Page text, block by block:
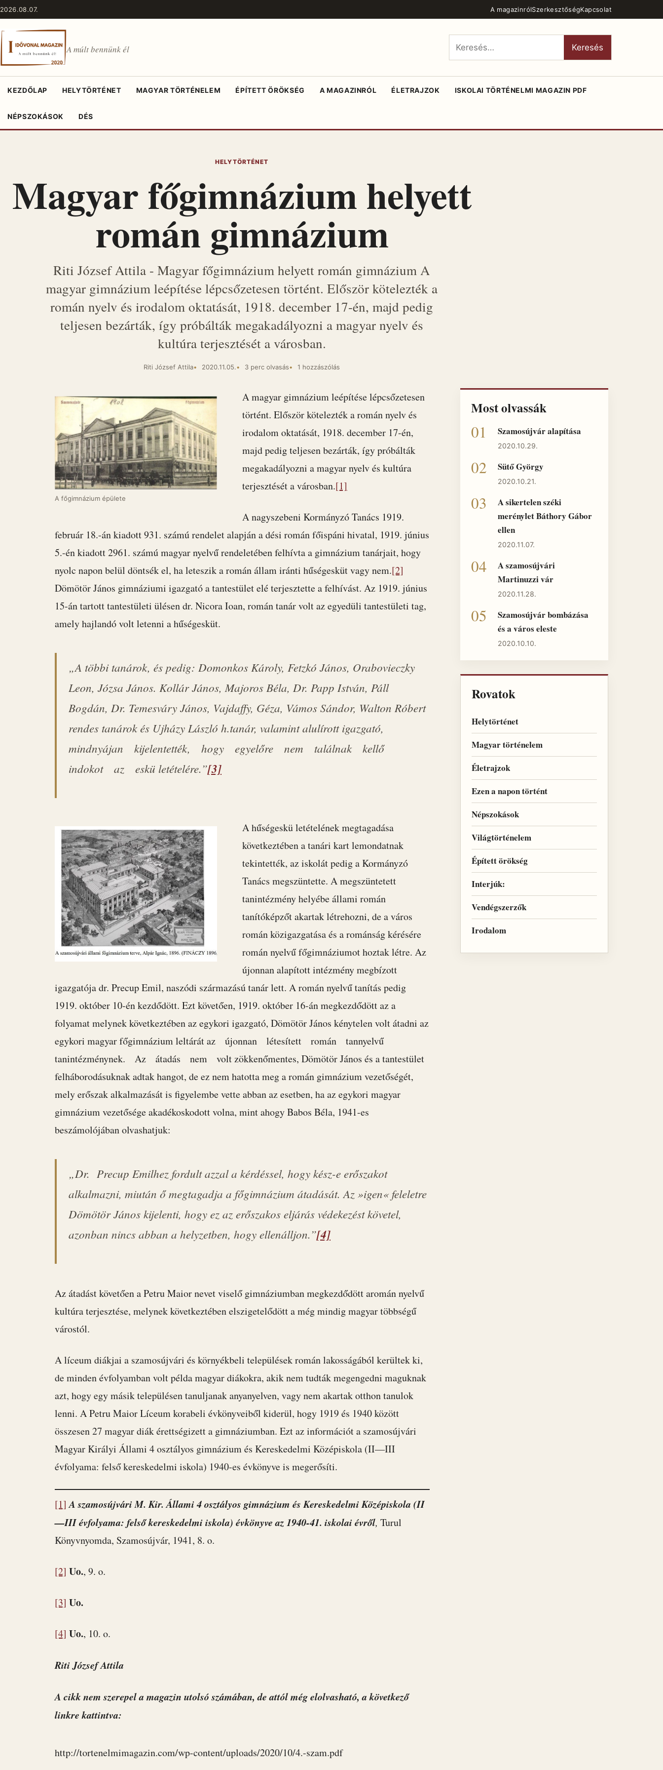
Ugrás a tartalomhoz
2026.08.07. A magazinrólSzerkesztőségKapcsolat
A múlt bennünk él
Keresés:
Keresés
KEZDŐLAP HELYTÖRTÉNET MAGYAR TÖRTÉNELEM ÉPÍTETT ÖRÖKSÉG A MAGAZINRÓL ÉLETRAJZOK ISKOLAI TÖRTÉNELMI MAGAZIN PDF
NÉPSZOKÁSOK DÉS
HELYTÖRTÉNET
Magyar főgimnázium helyett
román gimnázium
Riti József Attila - Magyar főgimnázium helyett román gimnázium A
magyar gimnázium leépítése lépcsőzetesen történt. Először kötelezték a
román nyelv és irodalom oktatását, 1918. december 17-én, majd pedig
teljesen bezárták, így próbálták megakadályozni a magyar nyelv és
kultúra terjesztését a városban.
Riti József Attila 2020.11.05. 3 perc olvasás 1 hozzászólás
A főgimnázium épülete
A magyar gimnázium leépítése lépcsőzetesen
történt. Először kötelezték a román nyelv és
irodalom oktatását, 1918. december 17-én,
majd pedig teljesen bezárták, így próbálták
megakadályozni a magyar nyelv és kultúra
terjesztését a városban.[1]
A nagyszebeni Kormányzó Tanács 1919.
február 18.-án kiadott 931. számú rendelet alapján a dési román főispáni hivatal, 1919. június
5.-én kiadott 2961. számú magyar nyelvű rendeletében felhívta a gimnázium tanárjait, hogy
nyolc napon belül döntsék el, ha leteszik a román állam iránti hűségesküt vagy nem.[2]
Dömötör János gimnáziumi igazgató a tantestület elé terjesztette a felhívást. Az 1919. június
15-án tartott tantestületi ülésen dr. Nicora Ioan, román tanár volt az egyedüli tantestületi tag,
amely hajlandó volt letenni a hűségesküt.
„A többi tanárok, és pedig: Domonkos Károly, Fetzkó János, Orabovieczky
Leon, Józsa János. Kollár János, Majoros Béla, Dr. Papp István, Páll
Bogdán, Dr. Temesváry János, Vajdaffy, Géza, Vámos Sándor, Walton Róbert
rendes tanárok és Ujházy László h.tanár, valamint alulírott igazgató,
mindnyájan kijelentették, hogy egyelőre nem találnak kellő
indokot az eskü letételére.”[3]
A hűségeskü letételének megtagadása
következtében a tanári kart lemondatnak
tekintették, az iskolát pedig a Kormányzó
Tanács megszüntette. A megszüntetett
tanintézmény helyébe állami román
tanítóképzőt akartak létrehozni, de a város
román közigazgatása és a románság kérésére
román nyelvű főgimnáziumot hoztak létre. Az
újonnan alapított intézmény megbízott
igazgatója dr. Precup Emil, naszódi származású tanár lett. A román nyelvű tanítás pedig
1919. október 10-én kezdődött. Ezt követően, 1919. október 16-án megkezdődött az a
folyamat melynek következtében az egykori igazgató, Dömötör János kénytelen volt átadni az
egykori magyar főgimnázium leltárát az újonnan létesített román tannyelvű
tanintézménynek. Az átadás nem volt zökkenőmentes, Dömötör János és a tantestület
felháborodásuknak adtak hangot, de ez nem hatotta meg a román gimnázium vezetőségét,
mely erőszak alkalmazását is figyelembe vette abban az esetben, ha az egykori magyar
gimnázium vezetősége akadékoskodott volna, mint ahogy Babos Béla, 1941-es
beszámolójában olvashatjuk:
„Dr. Precup Emilhez fordult azzal a kérdéssel, hogy kész-e erőszakot
alkalmazni, miután ő megtagadja a főgimnázium átadását. Az »igen« feleletre
Dömötör János kijelenti, hogy ez az erőszakos eljárás védekezést követel,
azonban nincs abban a helyzetben, hogy ellenálljon.”[4]
Az átadást követően a Petru Maior nevet viselő gimnáziumban megkezdődött aromán nyelvű
kultúra terjesztése, melynek következtében elszigetelődött a még mindig magyar többségű
várostól.
A líceum diákjai a szamosújvári és környékbeli települések román lakosságából kerültek ki,
de minden évfolyamban volt példa magyar diákokra, akik nem tudták megengedni maguknak
azt, hogy egy másik településen tanuljanak anyanyelven, vagy nem akartak otthon tanulok
lenni. A Petru Maior Líceum korabeli évkönyveiből kiderül, hogy 1919 és 1940 között
összesen 27 magyar diák érettségizett a gimnáziumban. Ezt az információt a szamosújvári
Magyar Királyi Állami 4 osztályos gimnázium és Kereskedelmi Középiskola (II—III
évfolyama: felső kereskedelmi iskola) 1940-es évkönyve is megerősíti.
[1] A szamosújvári M. Kir. Állami 4 osztályos gimnázium és Kereskedelmi Középiskola (II
—III évfolyama: felső kereskedelmi iskola) évkönyve az 1940-41. iskolai évről, Turul
Könyvnyomda, Szamosújvár, 1941, 8. o.
[2] Uo., 9. o.
[3] Uo.
[4] Uo., 10. o.
Riti József Attila
A cikk nem szerepel a magazin utolsó számában, de attól még elolvasható, a következő
linkre kattintva:
http://tortenelmimagazin.com/wp-content/uploads/2020/10/4.-szam.pdf
Most olvassák
Szamosújvár alapítása
2020.10.29.
Sütő György
2020.10.21.
A sikertelen széki
merénylet Báthory Gábor
ellen
2020.11.07.
A szamosújvári
Martinuzzi vár
2020.11.28.
Szamosújvár bombázása
és a város eleste
2020.10.10.
Rovatok
Helytörténet
Magyar történelem
Életrajzok
Ezen a napon történt
Népszokások
Világtörténelem
Épített örökség
Interjúk:
Vendégszerzők
Irodalom